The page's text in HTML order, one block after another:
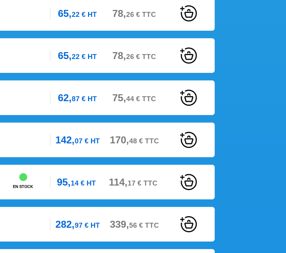
65,22 € HT 78,26 € TTC
65,22 € HT 78,26 € TTC
62,87 € HT 75,44 € TTC
142,07€HT 170,48€TTC
EN STOCK 95,14€HT 114,17 €TTC
282,97€HT 339,56€TTC